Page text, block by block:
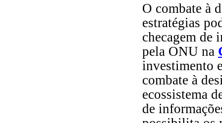
O combate à
estratégias
checagem de
pela ONU na
investimento
combate à
ecossistema
de